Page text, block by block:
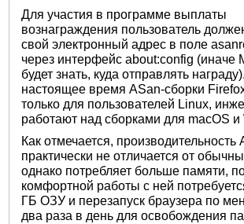
Для участия в программе выплаты
вознаграждения пользователь
свой электронный адрес в поле
через интерфейс about:config (иначе
будет знать, куда отправлять
настоящее время ASan-сборки
только для пользователей Linux,
работают над сборками для macOS и
Как отмечается, производительность
практически не отличается от
однако потребляет больше памяти,
комфортной работы с ней
ГБ ОЗУ и перезапуск браузера по
два раза в день для освобождения